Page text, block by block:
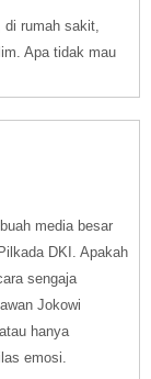
di rumah sakit,
Apa tidak mau
media besar
DKI. Apakah
sengaja
Jokowi
hanya
emosi.